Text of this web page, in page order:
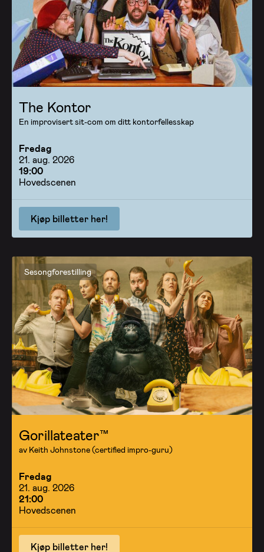
The Kontor
En improvisert sit-com om ditt kontorfellesskap
Fredag
21. aug. 2026
19:00
Hovedscenen
Kjøp billetter her!
Sesongforestilling
Gorillateater™
av Keith Johnstone (certified impro-guru)
Fredag
21. aug. 2026
21:00
Hovedscenen
Kjøp billetter her!